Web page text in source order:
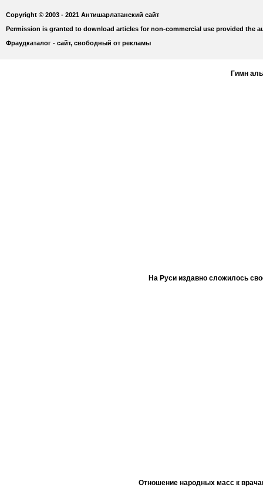
Copyright © 2003 - 2021 Антишарлатанский сайт
Permission is granted to download articles for non-commercial use provided the
Фраудкаталог - сайт, свободный от рекламы
Гимн
На Руси издавно сложилось
Отношение народных масс к